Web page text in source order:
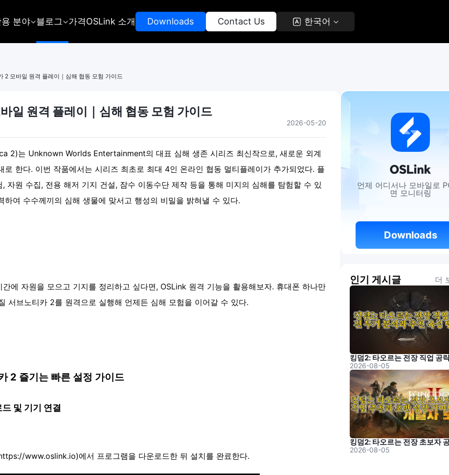
분야 블로그 가격OSLink 소개 Downloads Contact Us 한국어
2 모바일 원격 플레이｜심해 협동 모험 가이드
일 원격 플레이｜심해 협동 모험 가이드
2026-05-20
2)는 Unknown Worlds Entertainment의 대표 심해 생존 시리즈 최신작으로, 새로운 외계
로 한다. 이번 작품에서는 시리즈 최초로 최대 4인 온라인 협동 멀티플레이가 추가되었다. 플
자원 수집, 전용 해저 기지 건설, 잠수 이동수단 제작 등을 통해 미지의 심해를 탐험할 수 있
하여 수수께끼의 심해 생물에 맞서고 행성의 비밀을 밝혀낼 수 있다.
에 자원을 모으고 기지를 정리하고 싶다면, OSLink 원격 기능을 활용해보자. 휴대폰 하나만
서브노티카 2를 원격으로 실행해 언제든 심해 모험을 이어갈 수 있다.
2 즐기는 빠른 설정 가이드
및 기기 연결
www.oslink.io)에서 프로그램을 다운로드한 뒤 설치를 완료한다.
언제 어디서나 모바일로
면 모니터링
Downloads
인기 게시글 더
2026-08-05
2026-08-05